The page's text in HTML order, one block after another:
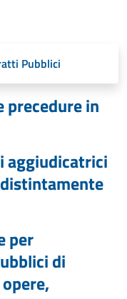
Pubblici
in
aggiudicatrici
per
di